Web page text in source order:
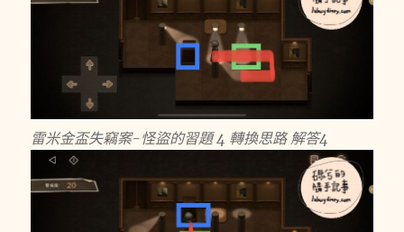
雷米金盃失竊案-怪盜的習題 4 轉換思路 解答4